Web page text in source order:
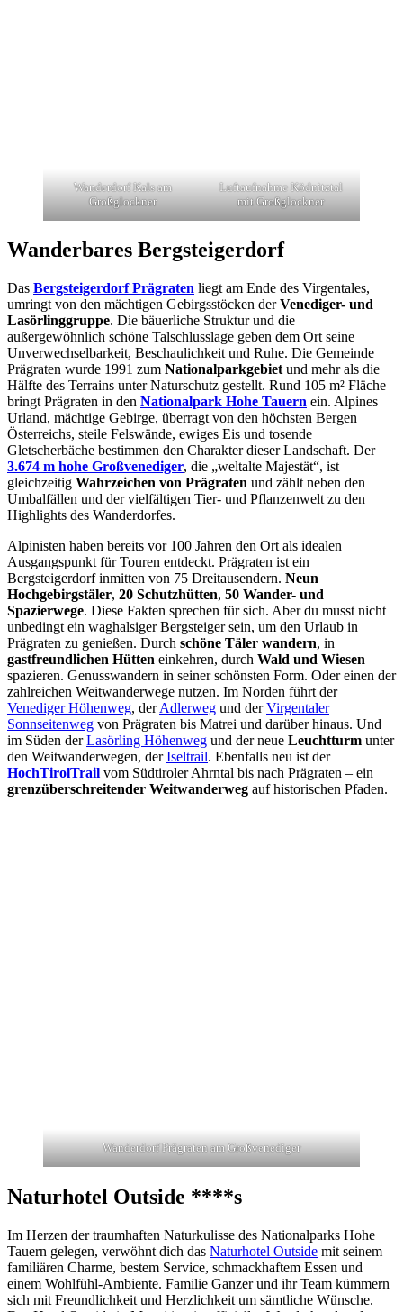
Wanderdorf Kals am
Großglockner
Luftaufnahme Ködnitztal
mit Großglockner
Wanderbares Bergsteigerdorf
Das Bergsteigerdorf Prägraten liegt am Ende des Virgentales,
umringt von den mächtigen Gebirgsstöcken derVenediger- und
Lasörlinggruppe. Die bäuerliche Struktur und die
außergewöhnlich schöne Talschlusslage geben dem Ort seine
Unverwechselbarkeit, Beschaulichkeit und Ruhe. Die Gemeinde
Prägraten wurde 1991 zum Nationalparkgebiet und mehr als die
Hälfte des Terrains unter Naturschutz gestellt. Rund 105 m² Fläche
bringt Prägraten in den Nationalpark Hohe Tauern ein. Alpines
Urland, mächtige Gebirge, überragt von den höchsten Bergen
Österreichs, steile Felswände, ewiges Eis und tosende
Gletscherbäche bestimmen den Charakter dieser Landschaft. Der
3.674 m hohe Großvenediger, die „weltalte Majestät“, ist
gleichzeitig Wahrzeichen von Prägraten und zählt neben den
Umbalfällen und der vielfältigen Tier- und Pflanzenwelt zu den
Highlights des Wanderdorfes.
Alpinisten haben bereits vor 100 Jahren den Ort als idealen
Ausgangspunkt für Touren entdeckt. Prägraten ist ein
Bergsteigerdorf inmitten von 75 Dreitausendern. Neun
Hochgebirgstäler, 20 Schutzhütten, 50 Wander- und
Spazierwege. Diese Fakten sprechen für sich. Aber du musst nicht
unbedingt ein waghalsiger Bergsteiger sein, um den Urlaub in
Prägraten zu genießen. Durch schöne Täler wandern, in
gastfreundlichen Hütten einkehren, durch Wald und Wiesen
spazieren. Genusswandern in seiner schönsten Form. Oder einen der
zahlreichen Weitwanderwege nutzen. Im Norden führt der
Venediger Höhenweg, derAdlerweg und derVirgentaler
Sonnseitenweg von Prägraten bis Matrei und darüber hinaus. Und
im Süden derLasörling Höhenweg und der neue Leuchtturm unter
den Weitwanderwegen, derIseltrail. Ebenfalls neu ist der
HochTirolTrail vom Südtiroler Ahrntal bis nach Prägraten – ein
grenzüberschreitender Weitwanderweg auf historischen Pfaden.
Wanderdorf Prägraten am Großvenediger
Naturhotel Outside ****s
Im Herzen der traumhaften Naturkulisse des Nationalparks Hohe
Tauern gelegen, verwöhnt dich das Naturhotel Outside mit seinem
familiären Charme, bestem Service, schmackhaftem Essen und
einem Wohlfühl-Ambiente. Familie Ganzer und ihr Team kümmern
sich mit Freundlichkeit und Herzlichkeit um sämtliche Wünsche.